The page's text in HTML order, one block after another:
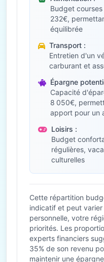
Budget
232€,
équilibrée
Transport :
Entretien d'un
carburant et
Épargne
Capacité
8 050€,
apport pour un
Loisirs :
Budget
régulières,
culturelles
Cette répartition
indicatif et peut
personnelle, votre
priorités. Les
experts financiers
35% de son revenu
maintenir une